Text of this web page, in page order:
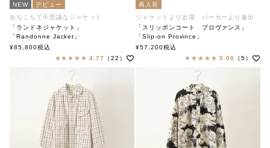
NEW
デビュー
あちこちで不思議なジャケット
「ランドネジャケット」
「Randonne Jacket」
soutiencollar（ステンカラー）
¥85,800税込
4.77
（22）
再入荷
ジャケットより近場、パーカーより遠出
「スリッポンコート プロヴァンス」
「Slip-on Province」
soutiencollar（ステンカラー）
¥57,200税込
5.00
（5）